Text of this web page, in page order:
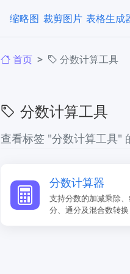
缩略图 裁剪图片 表格生成
首页 分数计算工具
分数计算工具
查看标签 "分数计算工具"
分数计算器
支持分数的加减乘除
分、通分及混合数转换